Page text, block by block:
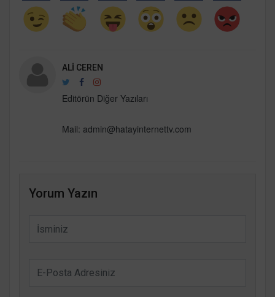
ALI CEREN
Editörün Diğer Yazıları
Mail: admin@hatayinternettv.com
Yorum Yazın